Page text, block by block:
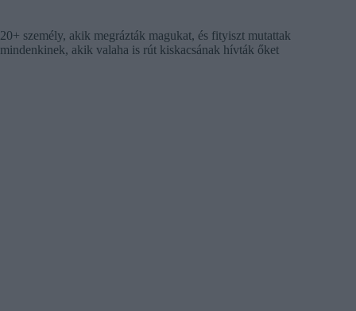
20+ személy, akik megrázták magukat, és fityiszt mutattak
mindenkinek, akik valaha is rút kiskacsának hívták őket